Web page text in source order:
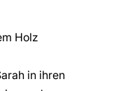
Holz
in ihren